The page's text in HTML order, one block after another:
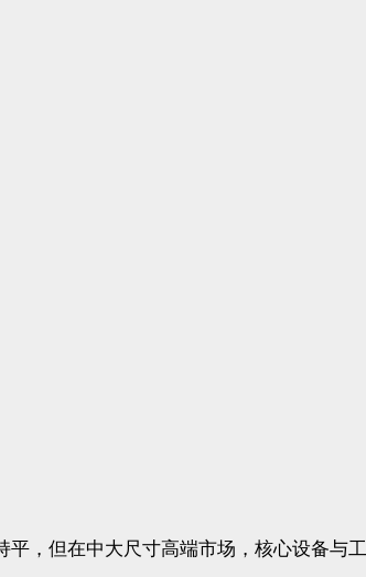
，但在中大尺寸高端市场，核心设备与